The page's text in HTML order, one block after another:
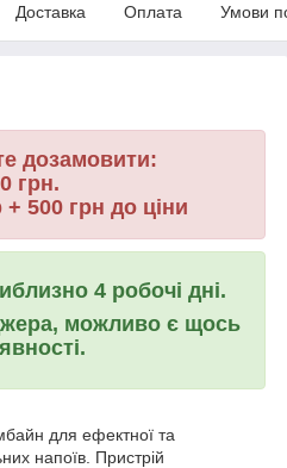
Доставка Оплата Умови
дозамовити:
грн.
500 грн до ціни
4 робочі дні.
можливо є щось
для ефектної та
напоїв. Пристрій